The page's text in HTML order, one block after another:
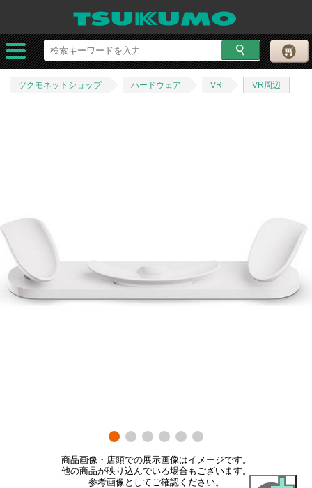
ツクモネットショップ ハードウェア VR VR周辺
商品画像・店頭での展示画像はイメージです。
他の商品が映り込んでいる場合もございます。
参考画像としてご確認ください。